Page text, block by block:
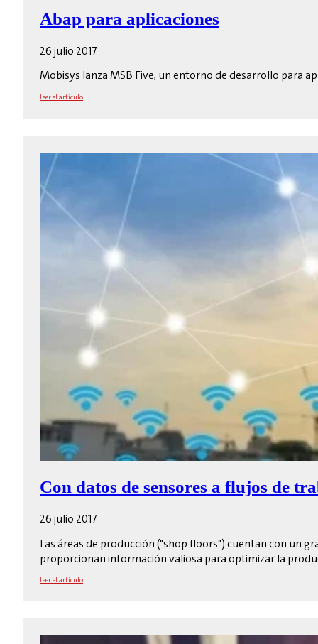
Abap para aplicaciones
26 julio 2017
Mobisys lanza MSB Five, un entorno de desarrollo para
Leer el artículo
Con datos de sensores a flujos de
26 julio 2017
Las áreas de producción ("shop floors") cuentan con un
proporcionan información valiosa para optimizar la
Leer el artículo